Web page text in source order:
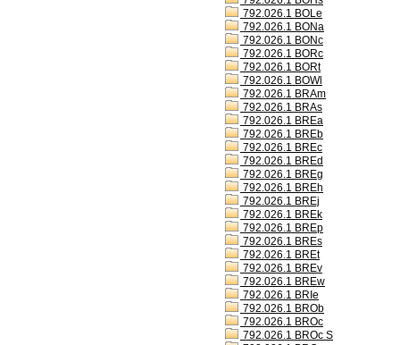
792.026.1 BOLe
792.026.1 BONa
792.026.1 BONc
792.026.1 BORc
792.026.1 BORt
792.026.1 BOWl
792.026.1 BRAm
792.026.1 BRAs
792.026.1 BREa
792.026.1 BREb
792.026.1 BREc
792.026.1 BREd
792.026.1 BREg
792.026.1 BREh
792.026.1 BREj
792.026.1 BREk
792.026.1 BREp
792.026.1 BREs
792.026.1 BREt
792.026.1 BREv
792.026.1 BREw
792.026.1 BRIe
792.026.1 BROb
792.026.1 BROc
792.026.1 BROc S